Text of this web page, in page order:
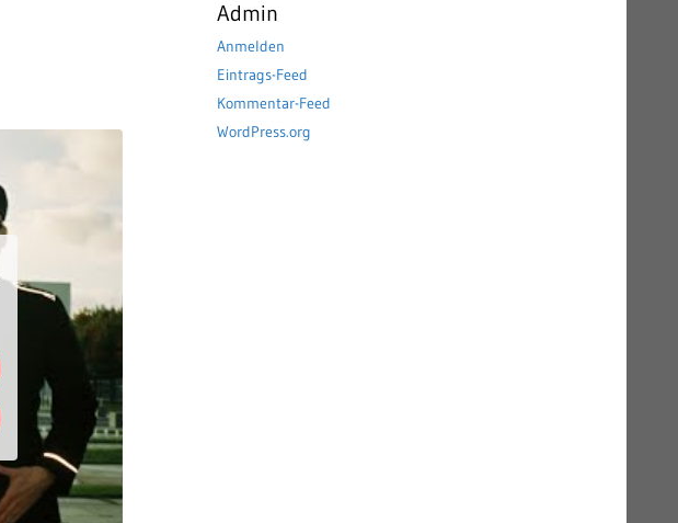
Admin
Anmelden
Eintrags-Feed
Kommentar-Feed
WordPress.org